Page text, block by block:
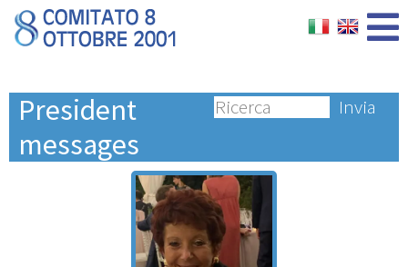
Invia
President
messages